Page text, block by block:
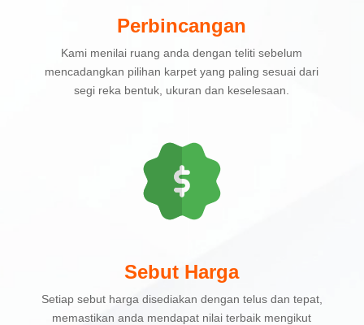
Perbincangan
Kami menilai ruang anda dengan teliti sebelum
mencadangkan pilihan karpet yang paling sesuai dari
segi reka bentuk, ukuran dan keselesaan.
Sebut Harga
Setiap sebut harga disediakan dengan telus dan tepat,
memastikan anda mendapat nilai terbaik mengikut